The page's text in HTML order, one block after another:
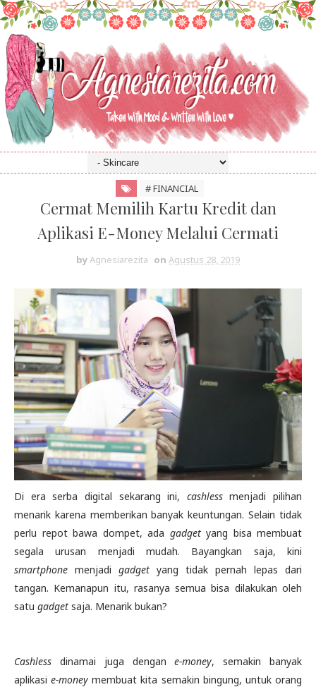
# FINANCIAL
Cermat Memilih Kartu Kredit dan
Aplikasi E-Money Melalui Cermati
byAgnesiarezita on Agustus 28, 2019
Di era serba digital sekarang ini, cashlessmenjadi pilihan
menarik karena memberikan banyak keuntungan. Selain tidak
perlu repot bawa dompet, ada gadgetyang bisa membuat
segala urusan menjadi mudah. Bayangkan saja, kini
smartphone menjadi gadget yang tidak pernah lepas dari
tangan. Kemanapun itu, rasanya semua bisa dilakukan oleh
satu gadget saja. Menarik bukan?
Cashless dinamai juga dengan e-money, semakin banyak
aplikasi e-money membuat kita semakin bingung, untuk orang